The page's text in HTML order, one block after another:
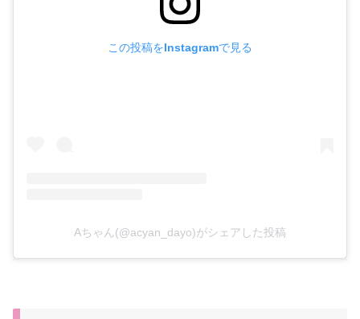
この投稿をInstagramで見る
Aちゃん(@acyan_dayo)がシェアした投稿